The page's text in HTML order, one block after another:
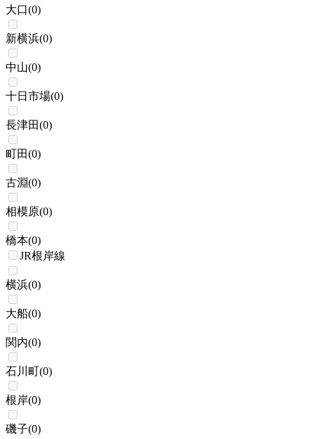
大口(0)
新横浜(0)
中山(0)
十日市場(0)
長津田(0)
町田(0)
古淵(0)
相模原(0)
橋本(0)
JR根岸線
横浜(0)
大船(0)
関内(0)
石川町(0)
根岸(0)
磯子(0)